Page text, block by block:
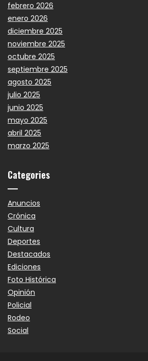
febrero 2026
enero 2026
diciembre 2025
noviembre 2025
octubre 2025
septiembre 2025
agosto 2025
julio 2025
junio 2025
mayo 2025
abril 2025
marzo 2025
Categories
Anuncios
Crónica
Cultura
Deportes
Destacados
Ediciones
Foto Histórica
Opinión
Policial
Rodeo
Social